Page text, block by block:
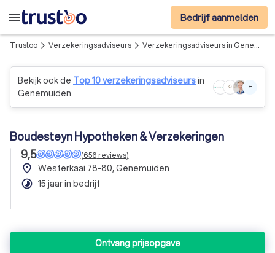
menu Bedrijf aanmelden
Trustoo arrow_forward_ios Verzekeringsadviseurs arrow_forward_ios Verzekeringsadviseurs in Genemuiden
Bekijk ook de Top 10 verzekeringsadviseursin
Genemuiden
+
Boudesteyn Hypotheken & Verzekeringen
9,5
(656reviews)
place Westerkaai 78-80, Genemuiden
timelapse 15 jaar in bedrijf
Ontvang prijsopgave